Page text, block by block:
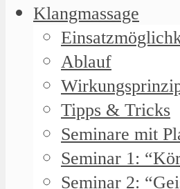
Klangmassage
Ablauf
Tipps & Tricks
Seminare mit
Seminar 1:
Seminar 2: